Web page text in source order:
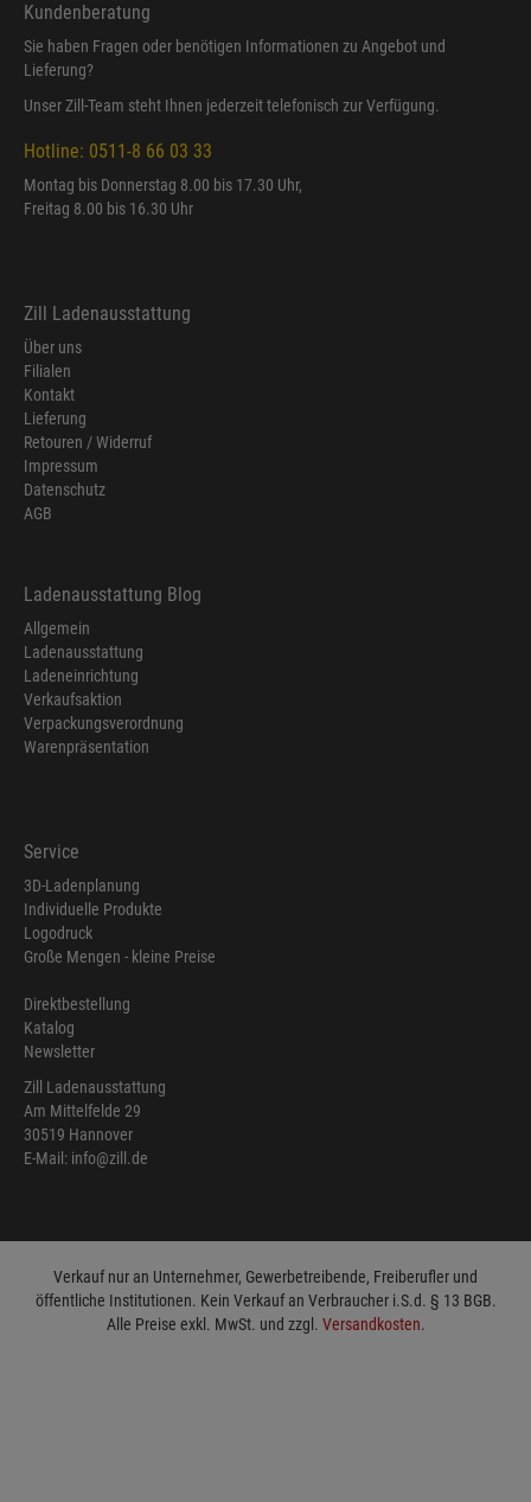
Kundenberatung
Sie haben Fragen oder benötigen Informationen zu Angebot und
Lieferung?
Unser Zill-Team steht Ihnen jederzeit telefonisch zur Verfügung.
Hotline: 0511-8 66 03 33
Montag bis Donnerstag 8.00 bis 17.30 Uhr,
Freitag 8.00 bis 16.30 Uhr
Zill Ladenausstattung
Über uns
Filialen
Kontakt
Lieferung
Retouren / Widerruf
Impressum
Datenschutz
AGB
Ladenausstattung Blog
Allgemein
Ladenausstattung
Ladeneinrichtung
Verkaufsaktion
Verpackungsverordnung
Warenpräsentation
Service
3D-Ladenplanung
Individuelle Produkte
Logodruck
Große Mengen - kleine Preise
Direktbestellung
Katalog
Newsletter
Zill Ladenausstattung
Am Mittelfelde 29
30519 Hannover
E-Mail: info@zill.de
Verkauf nur an Unternehmer, Gewerbetreibende, Freiberufler und
öffentliche Institutionen. Kein Verkauf an Verbraucher i.S.d. § 13 BGB.
Alle Preise exkl. MwSt. und zzgl. Versandkosten.